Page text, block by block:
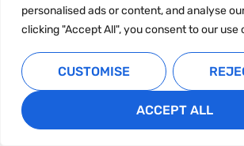
personalised ads or content, and analyse
clicking "Accept All", you consent to our use
CUSTOMISE
ACCEPT ALL
Recrutement
Actualités
Tout savoir sur le RCS à Madagascar : l’acte
votre entreprise